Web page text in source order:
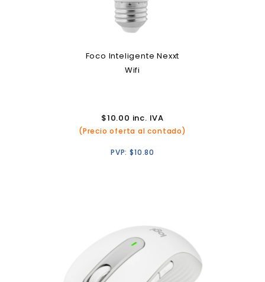
Foco Inteligente Nexxt
Wifi
$10.00 inc. IVA
(Precio oferta al contado)
PVP:$10.80